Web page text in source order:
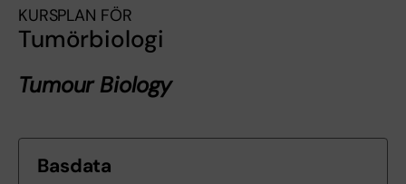
KURSPLAN FÖR
Tumörbiologi
Tumour Biology
Basdata